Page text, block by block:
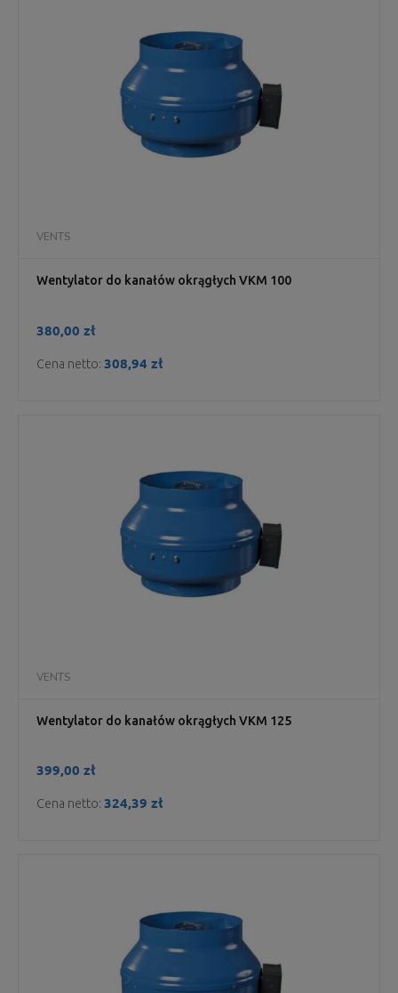
Wentylator do kanałów okrągłych VKM 100
VENTS
380,00 zł
Cena netto: 308,94 zł
Wentylator do kanałów okrągłych VKM 125
VENTS
399,00 zł
Cena netto: 324,39 zł